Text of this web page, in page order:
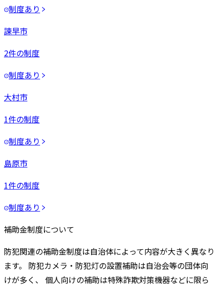
制度あり
諫早市
2件の制度
制度あり
大村市
1件の制度
制度あり
島原市
1件の制度
制度あり
補助金制度について
防犯関連の補助金制度は自治体によって内容が大きく異なり
ます。 防犯カメラ・防犯灯の設置補助は自治会等の団体向
けが多く、 個人向けの補助は特殊詐欺対策機器などに限ら